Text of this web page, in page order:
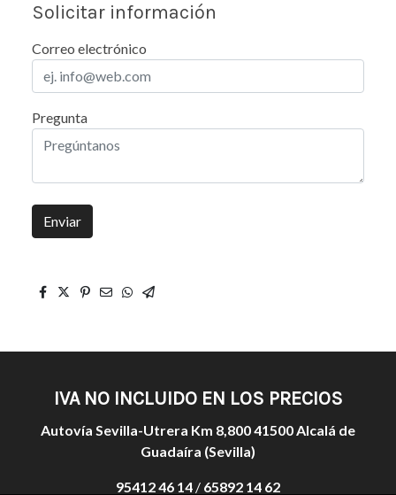
Solicitar información
Correo electrónico
Pregunta
Enviar
IVA NO INCLUIDO EN LOS PRECIOS
Autovía Sevilla-Utrera Km 8,800 41500 Alcalá de
Guadaíra (Sevilla)
95412 46 14 / 65892 14 62